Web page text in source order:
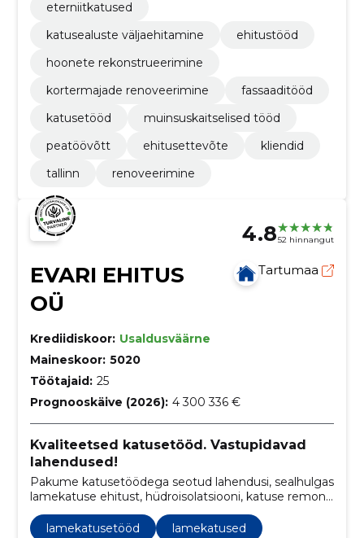
eterniitkatused
katusealuste väljaehitamine
ehitustööd
hoonete rekonstrueerimine
kortermajade renoveerimine
fassaaditööd
katusetööd
muinsuskaitselised tööd​
peatöövõtt
ehitusettevõte
kliendid
tallinn
renoveerimine
4.852 hinnangut
EVARI EHITUS
OÜ
Tartumaa
Krediidiskoor: Usaldusväärne
Maineskoor: 5020
Töötajaid: 25
Prognooskäive (2026): 4 300 336 €
Kvaliteetsed katusetööd. Vastupidavad
lahendused!
Pakume katusetöödega seotud lahendusi, sealhulgas
lamekatuse ehitust, hüdroisolatsiooni, katuse remonti
lamekatusetööd
lamekatused